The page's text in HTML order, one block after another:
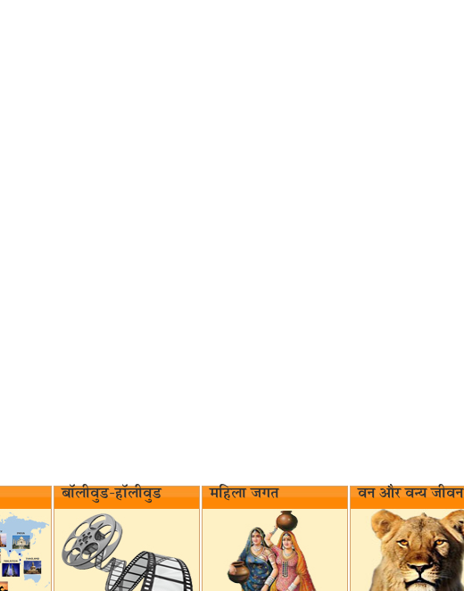
बॉलीवुड-हॉलीवुड महिला जगत वन और वन्य जीवन‌